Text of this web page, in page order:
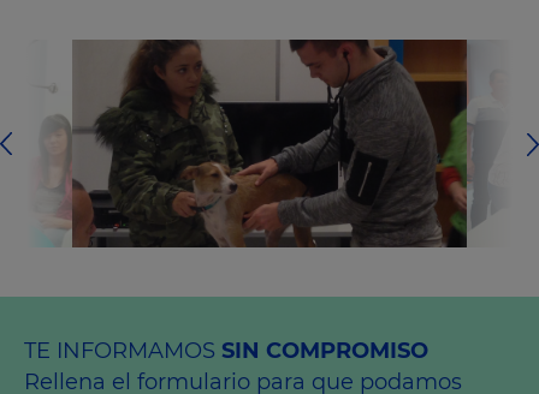
TE INFORMAMOS SIN COMPROMISO
Rellena el formulario para que podamos